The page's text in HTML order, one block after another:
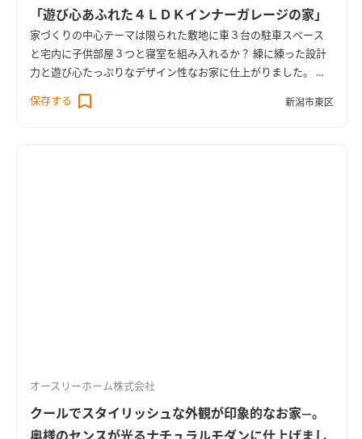
「遊び心あふれた４ＬＤＫインナーガレージの家」
家づくりの中心テーマは限られた敷地に車３台の駐車スペース
と宅内に子供部屋３つと寝室を組み入れるか？ 練に練った設計
力と遊び心たっぷりなデザイン性なお家に仕上がりました。 十
分な採光を確保するためにＬＤＫは2階に設置。天井高を上げ勾
配天井とし圧倒的な解放感を確保し、居心地の良い木の香りた
保存する 新潟市東区
オースリーホーム株式会社
クールでスタイリッシュな外観が印象的なお家―。